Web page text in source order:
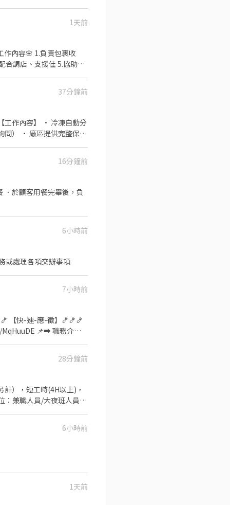
1天前
合調店、支援佳 5.協助區
✽假日班✽ (早
安樂武嶺店▸基隆市安
架等 2. 維持門市作業
5. 偶爾須配合鄰近有人
、08:00-13:00、
基隆市中正區新豐街323
預約面試♡快速安排
▸電話未接請
37分鐘前
作內容】 • 冷凍自動分
問） • 廠區提供完整保暖
16分鐘前
．於顧客用餐完畢後，負
6小時前
或處理各項交辦事項
7小時前
【快-速-應-徵】🍤🍤🍤
📌➡ 職務介紹
(津貼給予時間依蝦皮公
責包裹收發、理貨、退貨
潔維護。 >會需配合同區
~ 🚩 另因應徵人數較多~
28分鐘前
6小時前
1天前